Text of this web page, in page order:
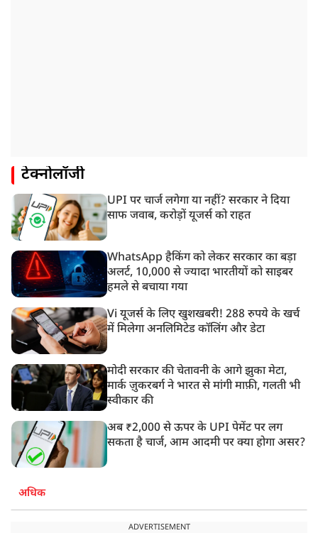
टेक्नोलॉजी
UPI पर चार्ज लगेगा या नहीं? सरकार ने दिया
साफ जवाब, करोड़ों यूजर्स को राहत
WhatsApp हैकिंग को लेकर सरकार का बड़ा
अलर्ट, 10,000 से ज्यादा भारतीयों को साइबर
हमले से बचाया गया
Vi यूजर्स के लिए खुशखबरी! 288 रुपये के खर्च
में मिलेगा अनलिमिटेड कॉलिंग और डेटा
मोदी सरकार की चेतावनी के आगे झुका मेटा,
मार्क ज़ुकरबर्ग ने भारत से मांगी माफ़ी, गलती भी
स्वीकार की
अब ₹2,000 से ऊपर के UPI पेमेंट पर लग
सकता है चार्ज, आम आदमी पर क्या होगा असर?
अधिक
ADVERTISEMENT